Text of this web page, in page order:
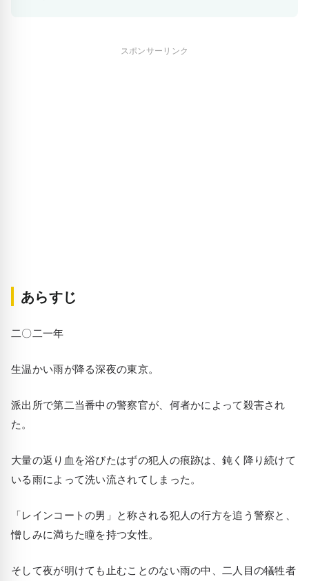
スポンサーリンク
あらすじ
二〇二一年
生温かい雨が降る深夜の東京。
派出所で第二当番中の警察官が、何者かによって殺害され
た。
大量の返り血を浴びたはずの犯人の痕跡は、鈍く降り続けて
いる雨によって洗い流されてしまった。
「レインコートの男」と称される犯人の行方を追う警察と、
憎しみに満ちた瞳を持つ女性。
そして夜が明けても止むことのない雨の中、二人目の犠牲者